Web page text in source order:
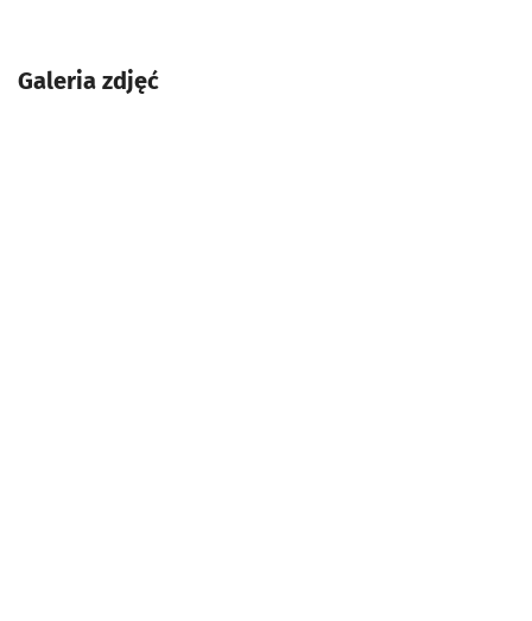
Galeria zdjęć